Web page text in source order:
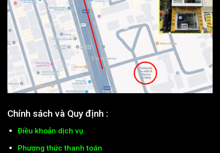
Chính sách và Quy định :
Điều khoản dịch vụ
Phương thức thanh toán